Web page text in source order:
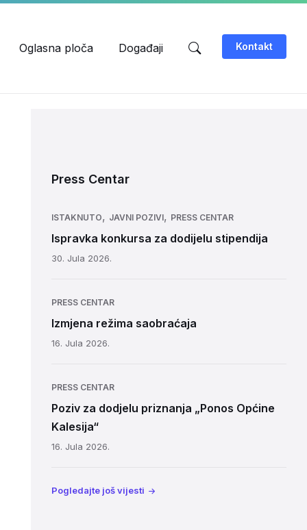
Oglasna ploča Događaji Kontakt
Press Centar
ISTAKNUTO, JAVNI POZIVI, PRESS CENTAR
Ispravka konkursa za dodijelu stipendija
30. Jula 2026.
PRESS CENTAR
Izmjena režima saobraćaja
16. Jula 2026.
PRESS CENTAR
Poziv za dodjelu priznanja „Ponos Općine
Kalesija“
16. Jula 2026.
Pogledajte još vijesti